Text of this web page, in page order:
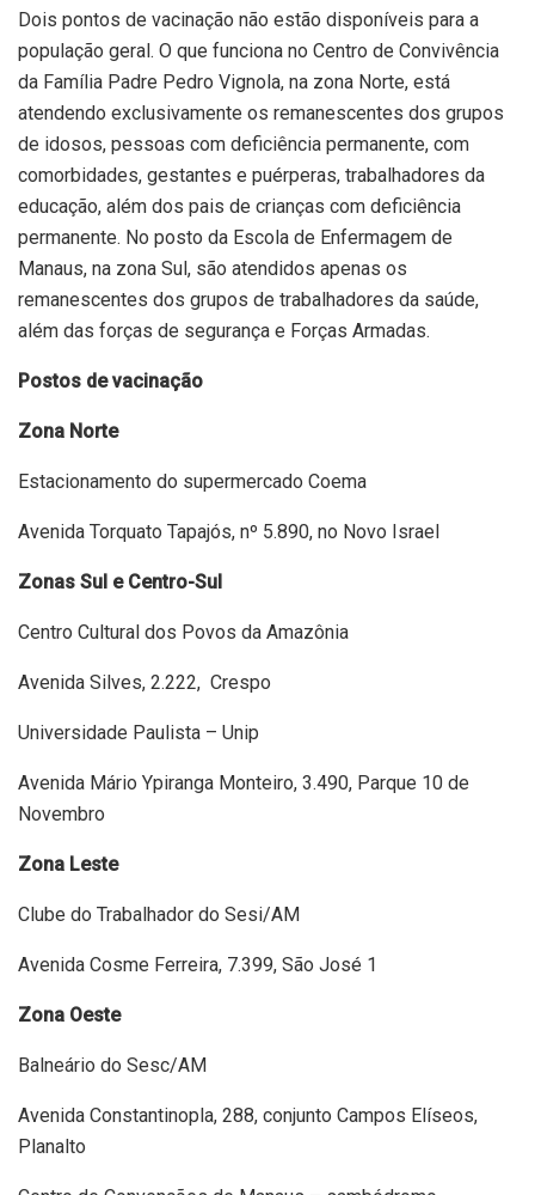
Dois pontos de vacinação não estão disponíveis para a
população geral. O que funciona no Centro de Convivência
da Família Padre Pedro Vignola, na zona Norte, está
atendendo exclusivamente os remanescentes dos grupos
de idosos, pessoas com deficiência permanente, com
comorbidades, gestantes e puérperas, trabalhadores da
educação, além dos pais de crianças com deficiência
permanente. No posto da Escola de Enfermagem de
Manaus, na zona Sul, são atendidos apenas os
remanescentes dos grupos de trabalhadores da saúde,
além das forças de segurança e Forças Armadas.
Postos de vacinação
Zona Norte
Estacionamento do supermercado Coema
Avenida Torquato Tapajós, nº 5.890, no Novo Israel
Zonas Sul e Centro-Sul
Centro Cultural dos Povos da Amazônia
Avenida Silves, 2.222, Crespo
Universidade Paulista – Unip
Avenida Mário Ypiranga Monteiro, 3.490, Parque 10 de
Novembro
Zona Leste
Clube do Trabalhador do Sesi/AM
Avenida Cosme Ferreira, 7.399, São José 1
Zona Oeste
Balneário do Sesc/AM
Avenida Constantinopla, 288, conjunto Campos Elíseos,
Planalto